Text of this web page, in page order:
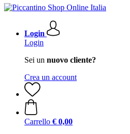
Login
Login
Sei un nuovo cliente?
Crea un account
Carrello € 0,00